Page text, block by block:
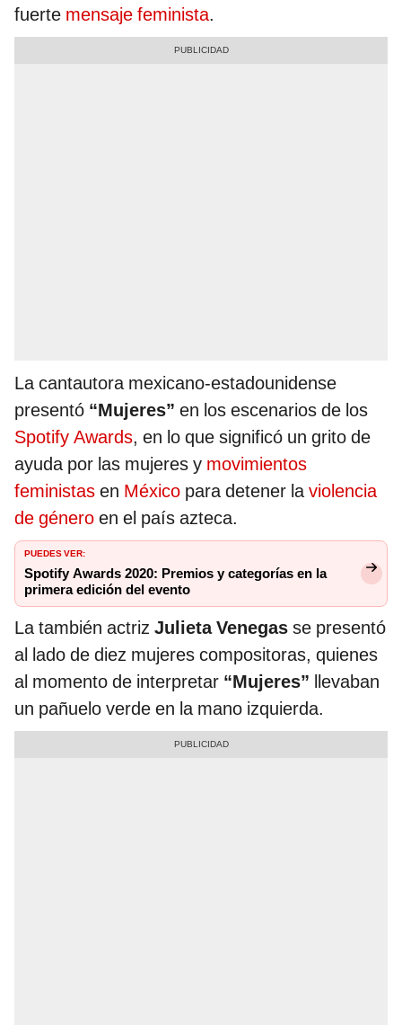
fuerte mensaje feminista.
La cantautora mexicano-estadounidense
presentó “Mujeres” en los escenarios de los
Spotify Awards, en lo que significó un grito de
ayuda por las mujeres y movimientos
feministas en México para detener laviolencia
de género en el país azteca.
PUEDES VER:
Spotify Awards 2020: Premios y categorías en la
primera edición del evento
La también actriz Julieta Venegas se presentó
al lado de diez mujeres compositoras, quienes
al momento de interpretar “Mujeres” llevaban
un pañuelo verde en la mano izquierda.